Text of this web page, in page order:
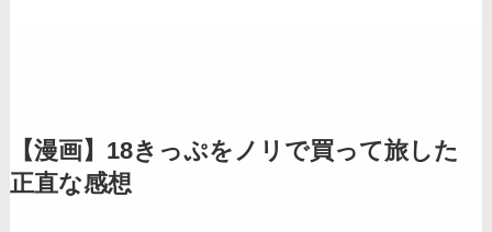
【漫画】18きっぷをノリで買って旅した
正直な感想